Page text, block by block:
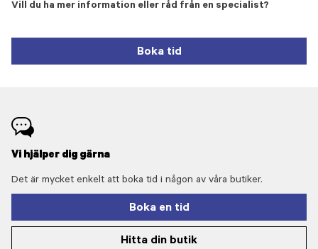
Vill du ha mer information eller råd från en specialist?
Boka tid
Vi hjälper dig gärna
Det är mycket enkelt att boka tid i någon av våra butiker.
Boka en tid
Hitta din butik